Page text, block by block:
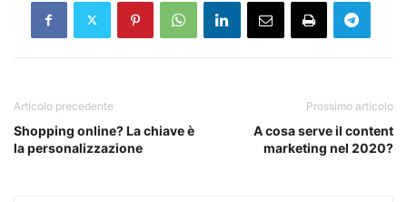
Articolo precedente
Shopping online? La chiave è
la personalizzazione
Prossimo articolo
A cosa serve il content
marketing nel 2020?